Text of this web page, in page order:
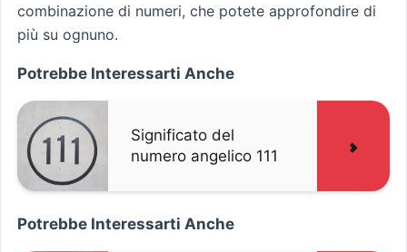
combinazione di numeri, che potete approfondire di
più su ognuno.
Potrebbe Interessarti Anche
Significato del
numero angelico 111
Potrebbe Interessarti Anche